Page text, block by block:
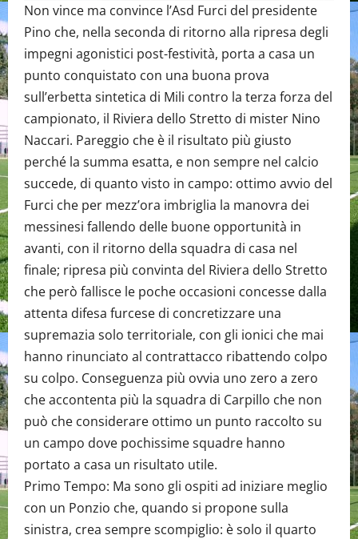
Non vince ma convince l’Asd Furci del presidente
Pino che, nella seconda di ritorno alla ripresa degli
impegni agonistici post-festività, porta a casa un
punto conquistato con una buona prova
sull’erbetta sintetica di Mili contro la terza forza del
campionato, il Riviera dello Stretto di mister Nino
Naccari. Pareggio che è il risultato più giusto
perché la summa esatta, e non sempre nel calcio
succede, di quanto visto in campo: ottimo avvio del
Furci che per mezz’ora imbriglia la manovra dei
messinesi fallendo delle buone opportunità in
avanti, con il ritorno della squadra di casa nel
finale; ripresa più convinta del Riviera dello Stretto
che però fallisce le poche occasioni concesse dalla
attenta difesa furcese di concretizzare una
supremazia solo territoriale, con gli ionici che mai
hanno rinunciato al contrattacco ribattendo colpo
su colpo. Conseguenza più ovvia uno zero a zero
che accontenta più la squadra di Carpillo che non
può che considerare ottimo un punto raccolto su
un campo dove pochissime squadre hanno
portato a casa un risultato utile.
Primo Tempo: Ma sono gli ospiti ad iniziare meglio
con un Ponzio che, quando si propone sulla
sinistra, crea sempre scompiglio: è solo il quarto